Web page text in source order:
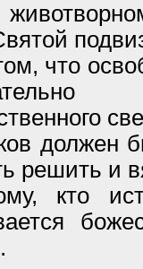
что
должен
решить и
кто